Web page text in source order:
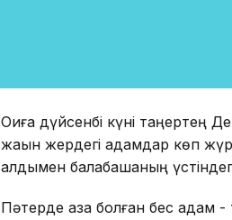
Оқиға дүйсенбі күні таңертең
жақын жердегі адамдар көп
алдымен балабақшаның
Пәтерде қаза болған бес адам